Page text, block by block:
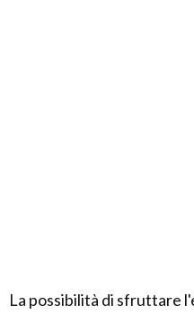
La possibilità di sfruttare